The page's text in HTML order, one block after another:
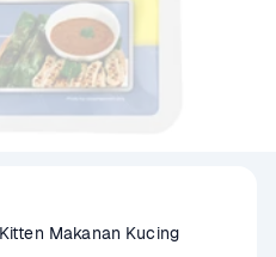
Makanan Kucing